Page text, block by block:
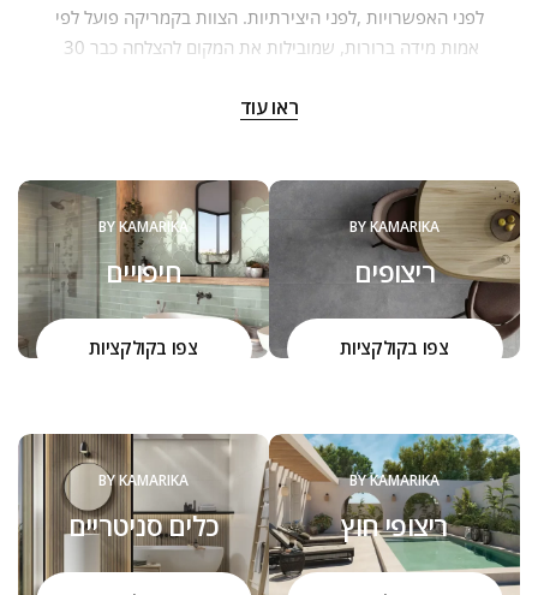
‬אמות‭ ‬מידה‭ ‬ברורות,‭‬‭ ‬שמובילות‭ ‬את‭ ‬המקום‭ ‬להצלחה‭ ‬כבר‭ ‬30 ‭
הכל מתחיל באהבה גדולה שמושרשת במקום מהמשפחה. צוות
קמריקה שמח להיות קשוב לצרכים שלכם ולהעניק כל פעם מחדש
הסבר על איכות המוצרים, ההבדל בינהם והיכולת להתאים ולחבר
בין הסגנונות, העיצובים והמוצרים.
הדרך שלנו היא חלק בלתי נפרד מהערכים שלנו כחברה, כאנשים,
כמשפחה.
ראו עוד
BY KAMARIKA
ריצופים
צפו בקולקציות
BY KAMARIKA
חיפויים
צפו בקולקציות
BY KAMARIKA
ריצופי חוץ
BY KAMARIKA
כלים סניטריים